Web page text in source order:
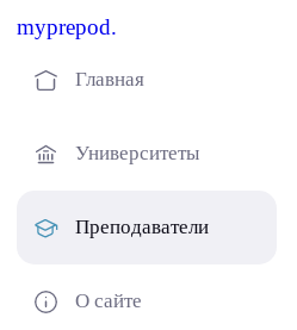
myprepod.
Главная
Университеты
Преподаватели
О сайте